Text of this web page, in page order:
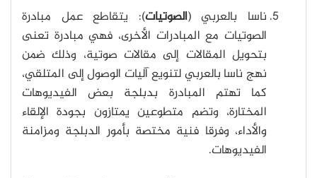
ناسا بالعربي (الصوتيات): يتقاطع عمل مبادرة
الصوتيات مع المبادرات الأخرى، فهي مبادرة تعنى
بتحويل المقالات إلى مقالات صوتية، وذلك ضمن
نهج ناسا بالعربي لتنويع آليات الوصول إلى المتلقي،
كما تهتم المبادرة بدبلجة بعض الفيديوهات
المختارة، وتضم متطوعين يمتازون بجودة الإلقاء
والأداء، وفرقا فنية مختصة بأمور الدبلجة ومزامنة
الفيديوهات.